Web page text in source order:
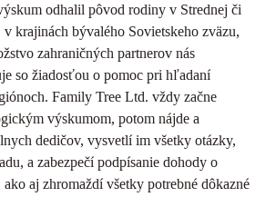
odhalil pôvod rodiny v Strednej či
krajinách bývalého Sovietskeho zväzu,
zahraničných partnerov nás
so žiadosťou o pomoc pri hľadaní
Family Tree Ltd. vždy začne
výskumom, potom nájde a
dedičov, vysvetlí im všetky otázky,
a zabezpečí podpísanie dohody o
ako aj zhromaždí všetky potrebné dôkazné